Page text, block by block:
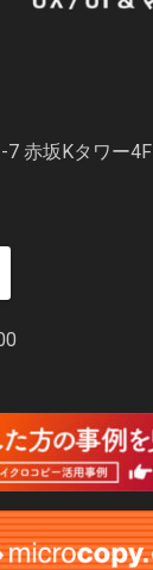
赤坂Kタワー4F